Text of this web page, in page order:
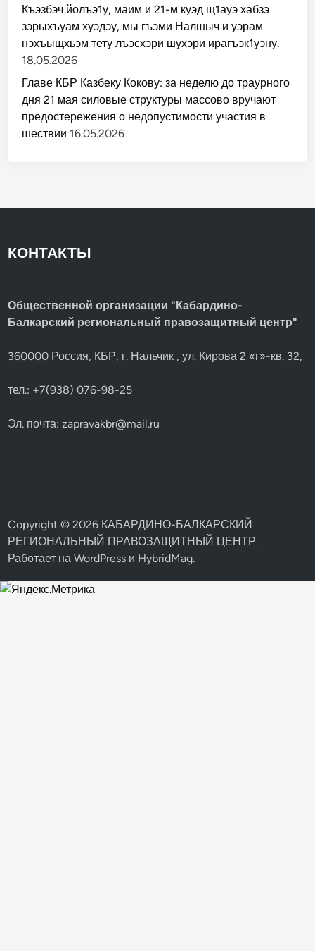
Къэзбэч йолъэ1у, маим и 21-м куэд щ1ауэ хабзэ
зэрыхъуам хуэдэу, мы гъэми Налшыч и уэрам
нэхъыщхьэм тету лъэсхэри шухэри ирагъэк1уэну.
18.05.2026
Главе КБР Казбеку Кокову: за неделю до траурного
дня 21 мая силовые структуры массово вручают
предостережения о недопустимости участия в
шествии 16.05.2026
КОНТАКТЫ
Общественной организации "Кабардино-
Балкарский региональный правозащитный центр"
360000 Россия, КБР, г. Нальчик , ул. Кирова 2 «г»-кв. 32,
тел.: +7(938) 076-98-25
Эл. почта:zapravakbr@mail.ru
Copyright © 2026 КАБАРДИНО-БАЛКАРСКИЙ
РЕГИОНАЛЬНЫЙ ПРАВОЗАЩИТНЫЙ ЦЕНТР.
Работает наWordPress и HybridMag.